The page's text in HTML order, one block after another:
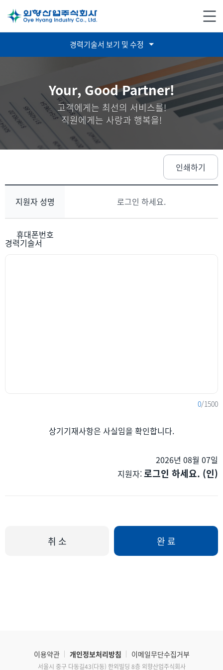
홈
바로가기
메
열
Your, Good Partner!
고객에게는 최선의 서비스를!
직원에게는 사랑과 행복을!
경력기술서 보기 및 수정
인쇄하기
지원자 성명 로그인 하세요.
휴대폰번호
경력기술서
0/1500
상기기재사항은 사실임을 확인합니다.
2026년 08월 07일
지원자:로그인 하세요. (인)
취 소 완 료
이용약관 개인정보처리방침 이메일무단수집거부
서울시 중구 다동길43(다동) 한외빌딩 8층 외향산업주식회사